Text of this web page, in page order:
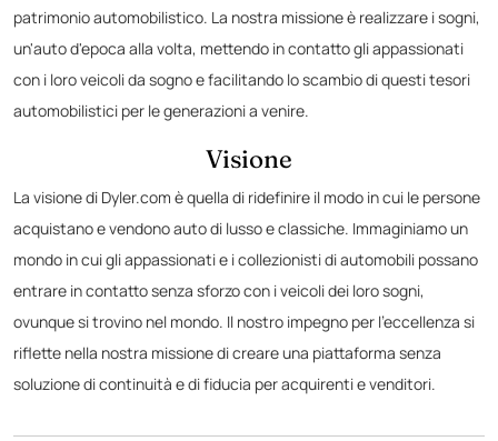
patrimonio automobilistico. La nostra missione è realizzare i sogni,
un'auto d'epoca alla volta, mettendo in contatto gli appassionati
con i loro veicoli da sogno e facilitando lo scambio di questi tesori
automobilistici per le generazioni a venire.
Visione
La visione di Dyler.com è quella di ridefinire il modo in cui le persone
acquistano e vendono auto di lusso e classiche. Immaginiamo un
mondo in cui gli appassionati e i collezionisti di automobili possano
entrare in contatto senza sforzo con i veicoli dei loro sogni,
ovunque si trovino nel mondo. Il nostro impegno per l'eccellenza si
riflette nella nostra missione di creare una piattaforma senza
soluzione di continuità e di fiducia per acquirenti e venditori.